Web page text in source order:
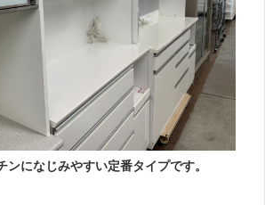
ンになじみやすい定番タイプです。